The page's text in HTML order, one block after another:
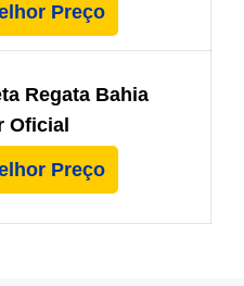
Preço
Regata Bahia
Oficial
Preço